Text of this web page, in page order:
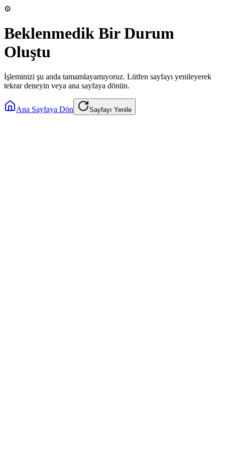
⚙️
Beklenmedik Bir Durum
Oluştu
İşleminizi şu anda tamamlayamıyoruz. Lütfen sayfayı yenileyerek
tekrar deneyin veya ana sayfaya dönün.
Ana Sayfaya Dön Sayfayı Yenile